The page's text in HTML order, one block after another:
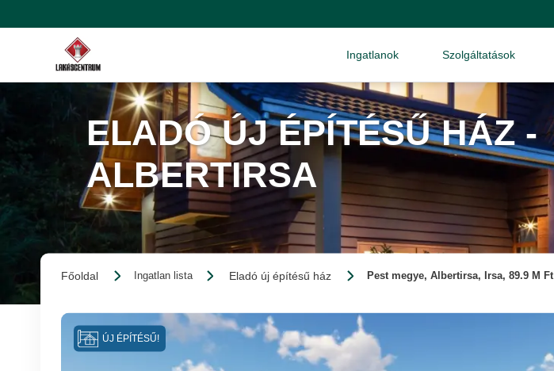
Ingatlanok Szolgáltatások
ELADÓ ÚJ ÉPÍTÉSŰ HÁZ -
ALBERTIRSA
Főoldal Ingatlan lista Eladó új építésű ház Pest megye, Albertirsa, Irsa, 89.9 M Ft
ÚJ ÉPÍTÉSŰ!